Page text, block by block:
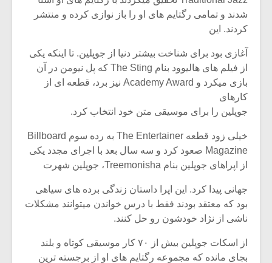
شدند و تمامی رگتایم های او را باز نوازی کرده و منتشر
کردند. این
آغازی بود برای شناخت بیشتر دنیا از جوپلین. تا اینکه یکی
از فیلم های هالیوود بنام The Sting که پل نیومن در آن
بازی میکرد و Academy Award نیز برد، قطعه ای از
کارهای
جوپلین را برای موسیقی متن خود انتخاب کرد.
خیلی زود قطعه The Entertainer به رده سوم Billboard
Magazine صعود کرد و سه سال بعد با اجرای مجدد یکی
از اپراهای جوپلین بنام Treemonisha، جوپلین شهرت
جهانی پیدا کرد. این اپرا داستان زندگی برده های سیاهی
بود که معتقد بودند فقط با درس خواندن میتوانند مشکلات
ناشی از نژاد خودشون رو حل کنند.
از اسکات جوپلین بیش از ۷۰ کار موسیقی کوتاه و بلند
بجای مانده که مجموعه رگتایم های او از برجسته ترین